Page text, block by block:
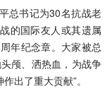
总书记为30名抗战老
的国际友人或其遗属
年纪念章。大家被总
颅、洒热血，为战争
出了重大贡献”。